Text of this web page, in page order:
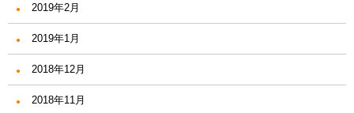
2019年2月
2019年1月
2018年12月
2018年11月